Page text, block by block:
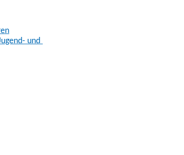
und Heimerzieher, Sozialarbeiter,